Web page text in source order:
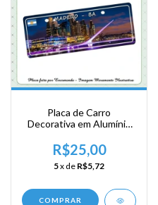
Placa de Carro
Decorativa em Alumínio
- Buenos Aires - Porto
Madero
R$25,00
5x de R$5,72
COMPRAR